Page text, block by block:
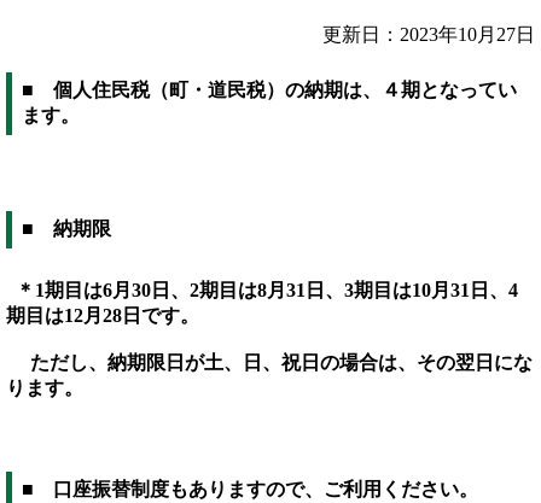
更新日：2023年10月27日
■ 個人住民税（町・道民税）の納期は、４期となってい
ます。
■ 納期限
＊1期目は6月30日、2期目は8月31日、3期目は10月31日、4
期目は12月28日です。
ただし、納期限日が土、日、祝日の場合は、その翌日にな
ります。
■ 口座振替制度もありますので、ご利用ください。